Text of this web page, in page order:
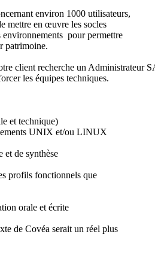
environ 1000 utilisateurs,
mettre en œuvre les socles
pour permettre
patrimoine.
client recherche un Administrateur
les équipes techniques.
et technique)
UNIX et/ou LINUX
et de synthèse
profils fonctionnels que
orale et écrite
de Covéa serait un réel plus